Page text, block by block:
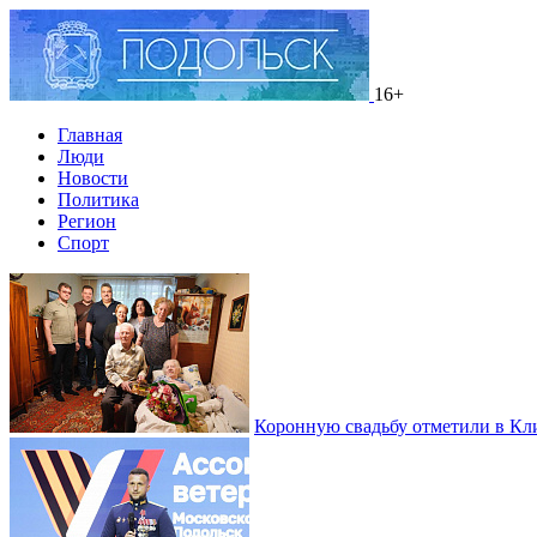
16+
Главная
Люди
Новости
Политика
Регион
Спорт
Коронную свадьбу отметили в